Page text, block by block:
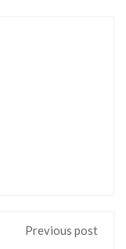
Previous post